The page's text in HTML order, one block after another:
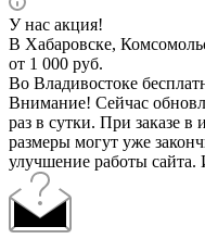
У нас акция!
В Хабаровске,
от 1 000 руб.
Во Владивостоке
Внимание! Сейчас
раз в сутки. При заказе в
размеры могут уже
улучшение работы сайта.